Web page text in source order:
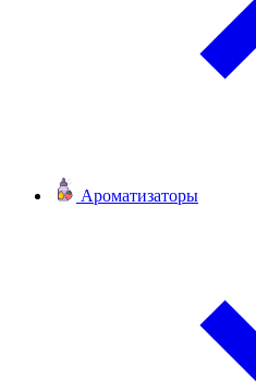
Ароматизаторы